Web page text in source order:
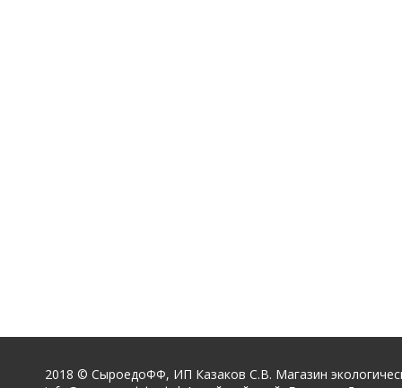
2018 © СыроедоФФ, ИП Казаков С.В. Магазин